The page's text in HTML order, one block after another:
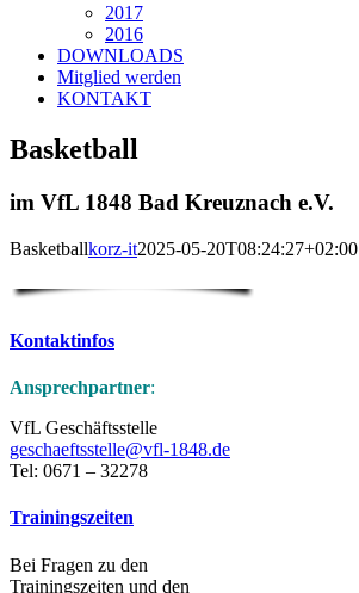
2017
2016
DOWNLOADS
Mitglied werden
KONTAKT
Basketball
im VfL 1848 Bad Kreuznach e.V.
Basketballkorz-it2025-05-20T08:24:27+02:00
Kontaktinfos
Ansprechpartner:
VfL Geschäftsstelle
geschaeftsstelle@vfl-1848.de
Tel: 0671 – 32278
Trainingszeiten
Bei Fragen zu den
Trainingszeiten und den